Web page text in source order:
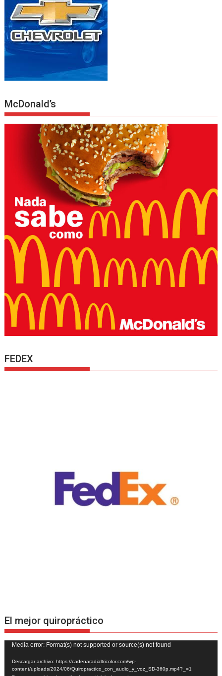
McDonald’s
FEDEX
El mejor quiropráctico
Reproductor
de
vídeo
Media error: Format(s) not supported or source(s) not found
Descargar archivo: https://cadenaradialtricolor.com/wp-
content/uploads/2024/06/Quiropractico_con_audio_y_voz_SD-360p.mp4?_=1